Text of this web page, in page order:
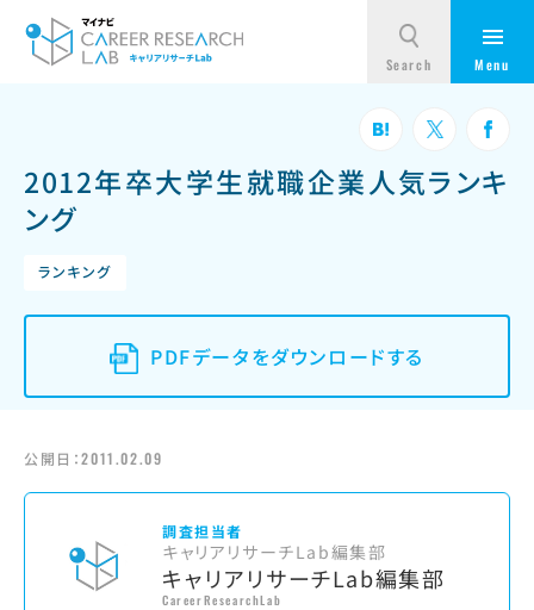
2012年卒大学生就職企業人気ランキ
ング
ランキング
PDFデータをダウンロードする
公開日：2011.02.09
調査担当者
キャリアリサーチLab編集部
キャリアリサーチLab編集部
CareerResearchLab